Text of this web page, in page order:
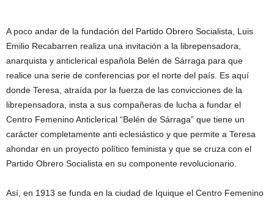
A poco andar de la fundación del Partido Obrero Socialista, Luis
Emilio Recabarren realiza una invitación a la librepensadora,
anarquista y anticlerical española Belén de Sárraga para que
realice una serie de conferencias por el norte del país. Es aquí
donde Teresa, atraída por la fuerza de las convicciones de la
librepensadora, insta a sus compañeras de lucha a fundar el
Centro Femenino Anticlerical “Belén de Sárraga” que tiene un
carácter completamente anti eclesiástico y que permite a Teresa
ahondar en un proyecto político feminista y que se cruza con el
Partido Obrero Socialista en su componente revolucionario.
Así, en 1913 se funda en la ciudad de Iquique el Centro Femenino